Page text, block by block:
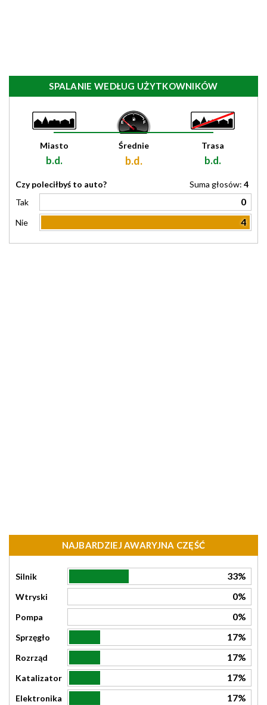
SPALANIE WEDŁUG UŻYTKOWNIKÓW
Miasto
b.d.
Średnie
b.d.
Trasa
b.d.
Czy poleciłbyś to auto? Suma głosów: 4
Tak
0
Nie 4
NAJBARDZIEJ AWARYJNA CZĘŚĆ
Silnik 33%
Wtryski 0%
Pompa 0%
Sprzęgło 17%
Rozrząd 17%
Katalizator 17%
Elektronika 17%